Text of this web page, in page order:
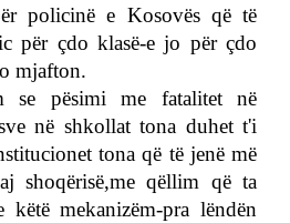
policinë e Kosovës që të
për çdo klasë-e jo për çdo
mjafton.
se pësimi me fatalitet në
në shkollat tona duhet t'i
tona që të jenë më
shoqërisë,me qëllim që ta
këtë mekanizëm-pra lëndën